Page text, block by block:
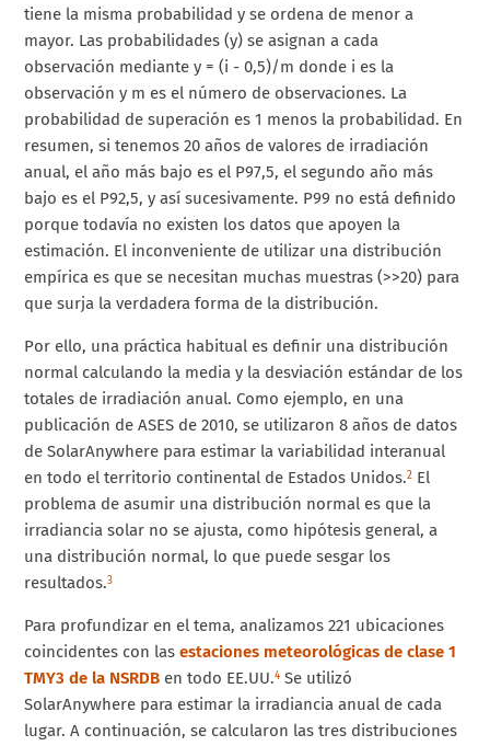
tiene la misma probabilidad y se ordena de menor a
mayor. Las probabilidades (y) se asignan a cada
observación mediante y = (i - 0,5)/m donde i es la
observación y m es el número de observaciones. La
probabilidad de superación es 1 menos la probabilidad. En
resumen, si tenemos 20 años de valores de irradiación
anual, el año más bajo es el P97,5, el segundo año más
bajo es el P92,5, y así sucesivamente. P99 no está definido
porque todavía no existen los datos que apoyen la
estimación. El inconveniente de utilizar una distribución
empírica es que se necesitan muchas muestras (>>20) para
que surja la verdadera forma de la distribución.
Por ello, una práctica habitual es definir una distribución
normal calculando la media y la desviación estándar de los
totales de irradiación anual. Como ejemplo, en una
publicación de ASES de 2010, se utilizaron 8 años de datos
de SolarAnywhere para estimar la variabilidad interanual
en todo el territorio continental de Estados Unidos.2El
problema de asumir una distribución normal es que la
irradiancia solar no se ajusta, como hipótesis general, a
una distribución normal, lo que puede sesgar los
resultados.3
Para profundizar en el tema, analizamos 221 ubicaciones
coincidentes con lasestaciones meteorológicas de clase 1
TMY3 de la NSRDB en todo EE.UU.4Se utilizó
SolarAnywhere para estimar la irradiancia anual de cada
lugar. A continuación, se calcularon las tres distribuciones